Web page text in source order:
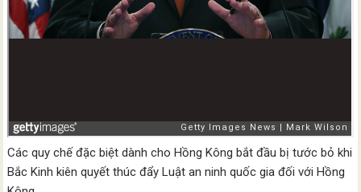
Các quy chế đặc biệt dành cho Hồng Kông bắt đầu bị tước bỏ khi
Bắc Kinh kiên quyết thúc đẩy Luật an ninh quốc gia đối với Hồng